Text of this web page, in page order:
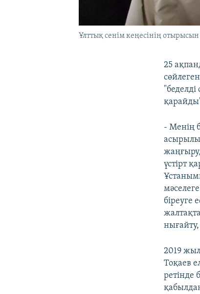
Ұлттық сенім кеңесінің
25
- Менің
үстірт
біреуге
нығайту,
2019
Тоқаев
ретінде